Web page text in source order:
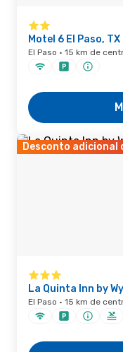
Motel 6 El Paso,
El Paso · 15 km de
Desconto adicional
La Quinta Inn by
El Paso · 15 km de